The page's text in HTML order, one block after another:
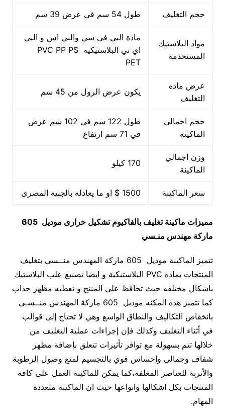
حجم التغليف طول 54 سم في عرض 39 سم
مواد البلاستيك
المستخدمة
مادة البي في سي والبي اس و البي
اي تي البلاستيكيه PVC PP PS
PET
عرض مادة
التغليف
يكون عرض الرول من 45 سم
حجم اجمالي
الماكينة
طول 122 سم في 102 سم عرض
في 71 سم ارتفاع
وزن اجمالي
الماكينة
170 كيلو
سعر الماكينة 1500 $ او ما يعادله بالجنيه المصرى
مميزات ماكينة تغليف بالفاكيوم تشكيل حرارى
موديل 605
ماركة مهندس منـسي
تتميز الماكينة موديل 605 ماركة المهندس منــسي بتغليف
المنتجات بمادة PVC البلاستيكية و ايضا تصنيع علب البلاستيك
باشكال مختلفه حيث تحافظ علي المنتج و تعطيه مظهر جذاب
كما تتميز هذه المكنه موديل 605 ماركة المهندس منــسـي
بانخفاض التكاليف والنطاق الواسع وهي لا تحتاج إلى قوالب
في أثناء التغليف وكذلك فإن إجراءات عملية التغليف من
خلالها تتم بسهولة مع توافر تأثيرات تتعلق بإضافة مظهر
شفاف وجمالي وإحساس قوي بالتجسيم لمنع وصول الرطوبة
والأتربة للعناصر المغلفة،كما يمكن للماكينة العمل على كافة
المنتجات بكل اشكالها وانواعها حيث ان الماكينة متعددة
المهام.